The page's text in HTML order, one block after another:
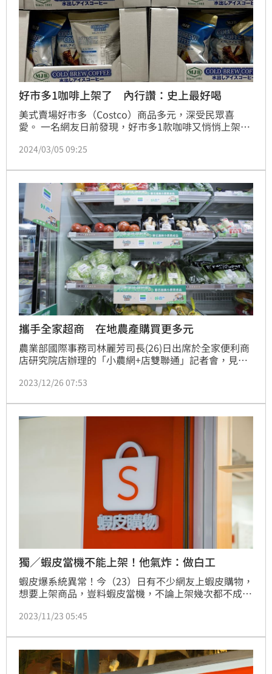
好市多1咖啡上架了 內行讚：史上最好喝
美式賣場好市多（Costco）商品多元，深受民眾喜
愛。 一名網友日前發現，好市多1款咖啡又悄悄上架
喝的咖啡終於來了，衝啊！」
2024/03/05 09:25
攜手全家超商 在地農產購買更多元
農業部國際事務司林麗芳司長(26)日出席於全家便利商
店研究院店辦理的「小農網+店雙聯通」記者會，見證
農產品的合作意向書，並自即日起展開為期1個月的
與全家好賣+網路商店合作上架販售精選當季生鮮農產
品。
2023/12/26 07:53
獨／蝦皮當機不能上架！他氣炸：做白工
蝦皮爆系統異常！今（23）日有不少網友上蝦皮購物，
想要上架商品，豈料蝦皮當機，不論上架幾次都不成
對此，有一名民眾也向《三立新聞網》說明情況，他當
查詢10分鐘，最後才得到「系統異常」的回覆，修復也
不會通知，客服更直言只能讓賣家做白工。（記者：王
翊綺）
2023/11/23 05:45